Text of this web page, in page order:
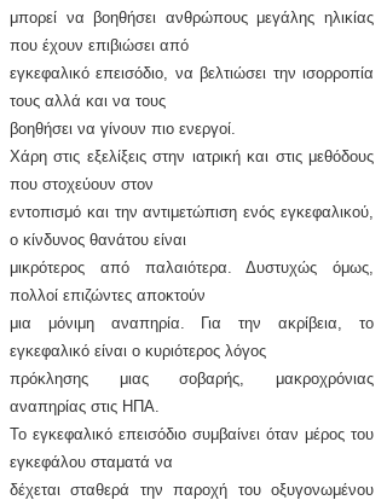
μπορεί να βοηθήσει ανθρώπους μεγάλης ηλικίας
που έχουν επιβιώσει από
εγκεφαλικό επεισόδιο, να βελτιώσει την ισορροπία
τους αλλά και να τους
βοηθήσει να γίνουν πιο ενεργοί.
Χάρη στις εξελίξεις στην ιατρική και στις μεθόδους
που στοχεύουν στον
εντοπισμό και την αντιμετώπιση ενός εγκεφαλικού,
ο κίνδυνος θανάτου είναι
μικρότερος από παλαιότερα. Δυστυχώς όμως,
πολλοί επιζώντες αποκτούν
μια μόνιμη αναπηρία. Για την ακρίβεια, το
εγκεφαλικό είναι ο κυριότερος λόγος
πρόκλησης μιας σοβαρής, μακροχρόνιας
αναπηρίας στις ΗΠΑ.
Το εγκεφαλικό επεισόδιο συμβαίνει όταν μέρος του
εγκεφάλου σταματά να
δέχεται σταθερά την παροχή του οξυγονωμένου